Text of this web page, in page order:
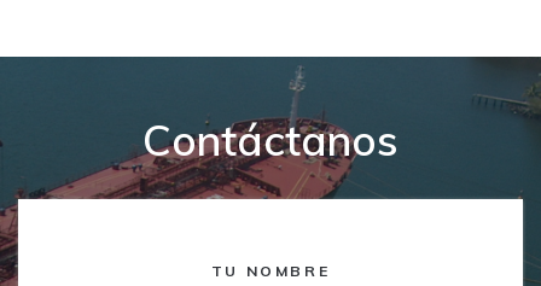
Contáctanos
TU NOMBRE